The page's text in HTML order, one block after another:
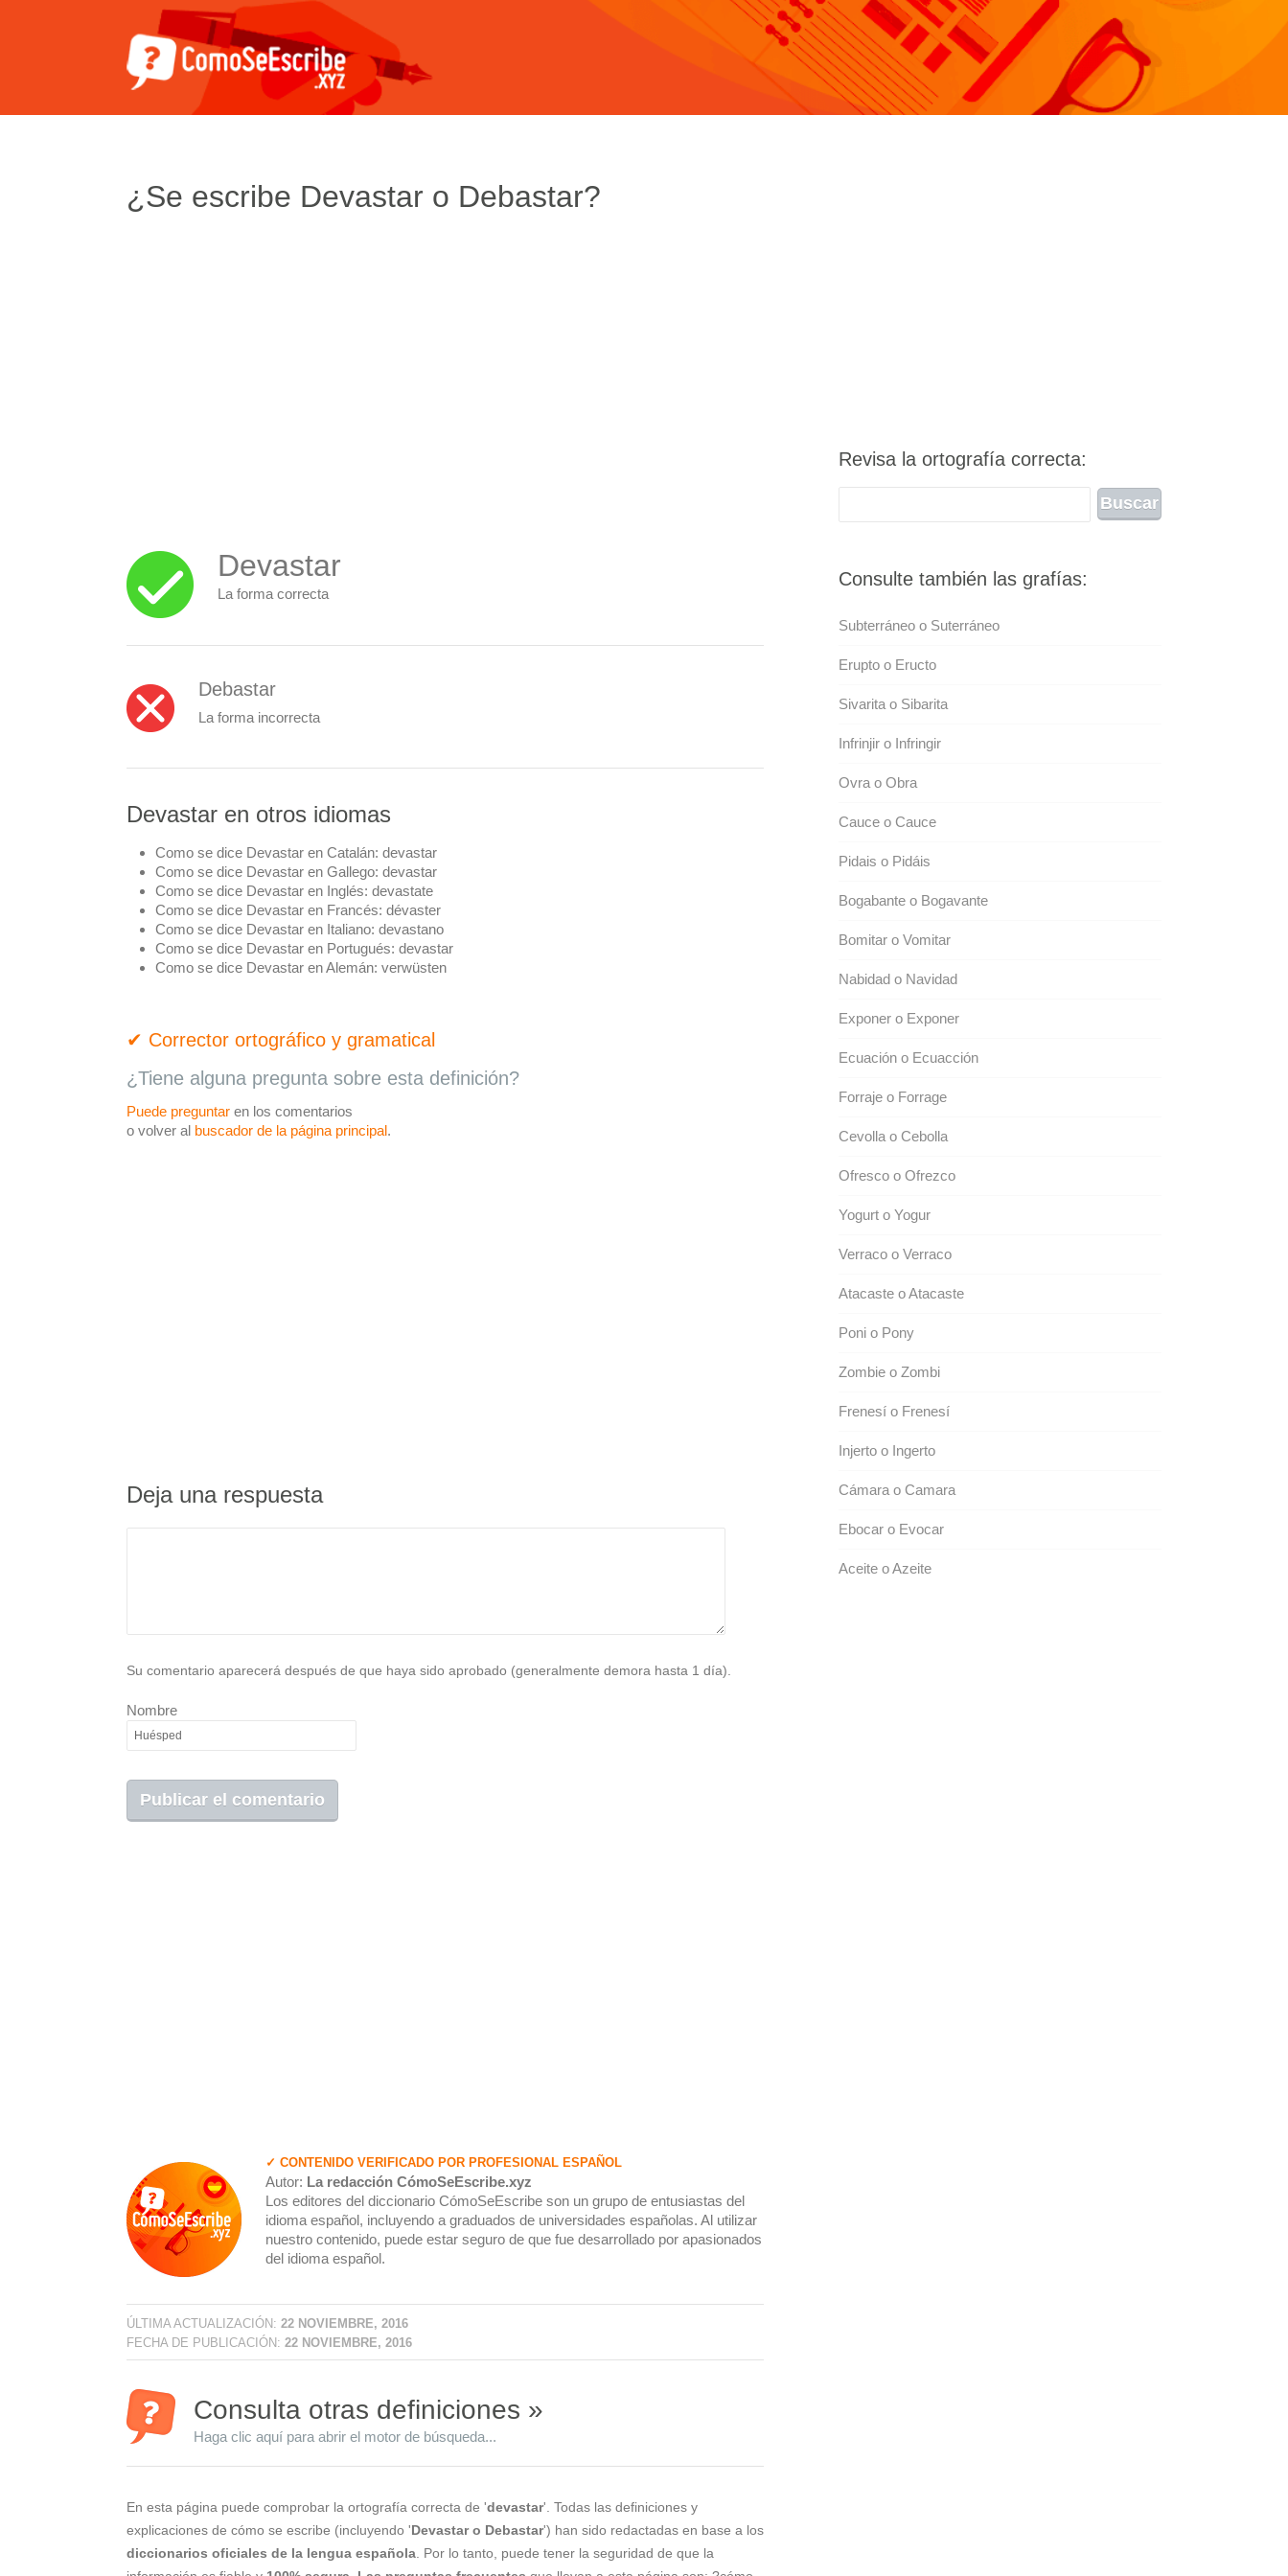
¿Se escribe Devastar o Debastar?
Devastar
La forma correcta
Debastar
La forma incorrecta
Devastar en otros idiomas
Como se dice Devastar en Catalán: devastar
Como se dice Devastar en Gallego: devastar
Como se dice Devastar en Inglés: devastate
Como se dice Devastar en Francés: dévaster
Como se dice Devastar en Italiano: devastano
Como se dice Devastar en Portugués: devastar
Como se dice Devastar en Alemán: verwüsten
✔ Corrector ortográfico y gramatical
¿Tiene alguna pregunta sobre esta definición?
Puede preguntar en los comentarios
o volver al buscador de la página principal.
Deja una respuesta
Su comentario aparecerá después de que haya sido aprobado (generalmente demora hasta 1 día).
Nombre
✓ CONTENIDO VERIFICADO POR PROFESIONAL ESPAÑOL
Autor: La redacción CómoSeEscribe.xyz
Los editores del diccionario CómoSeEscribe son un grupo de entusiastas del
idioma español, incluyendo a graduados de universidades españolas. Al utilizar
nuestro contenido, puede estar seguro de que fue desarrollado por apasionados
del idioma español.
ÚLTIMA ACTUALIZACIÓN: 22 NOVIEMBRE, 2016
FECHA DE PUBLICACIÓN: 22 NOVIEMBRE, 2016
Consulta otras definiciones »
Haga clic aquí para abrir el motor de búsqueda...
En esta página puede comprobar la ortografía correcta de 'devastar'. Todas las definiciones y
explicaciones de cómo se escribe (incluyendo 'Devastar o Debastar') han sido redactadas en base a los
diccionarios oficiales de la lengua española . Por lo tanto, puede tener la seguridad de que la
Revisa la ortografía correcta:
Consulte también las grafías:
Subterráneo o Suterráneo
Erupto o Eructo
Sivarita o Sibarita
Infrinjir o Infringir
Ovra o Obra
Cauce o Cauce
Pidais o Pidáis
Bogabante o Bogavante
Bomitar o Vomitar
Nabidad o Navidad
Exponer o Exponer
Ecuación o Ecuacción
Forraje o Forrage
Cevolla o Cebolla
Ofresco o Ofrezco
Yogurt o Yogur
Verraco o Verraco
Atacaste o Atacaste
Poni o Pony
Zombie o Zombi
Frenesí o Frenesí
Injerto o Ingerto
Cámara o Camara
Ebocar o Evocar
Aceite o Azeite